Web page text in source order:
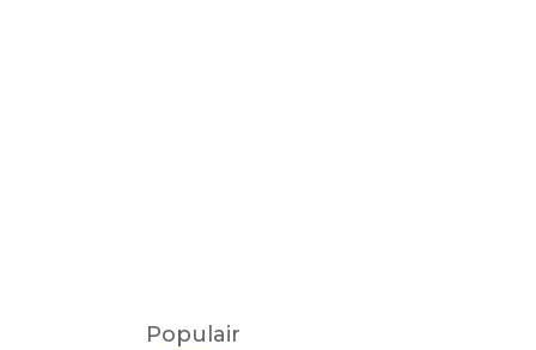
Populair